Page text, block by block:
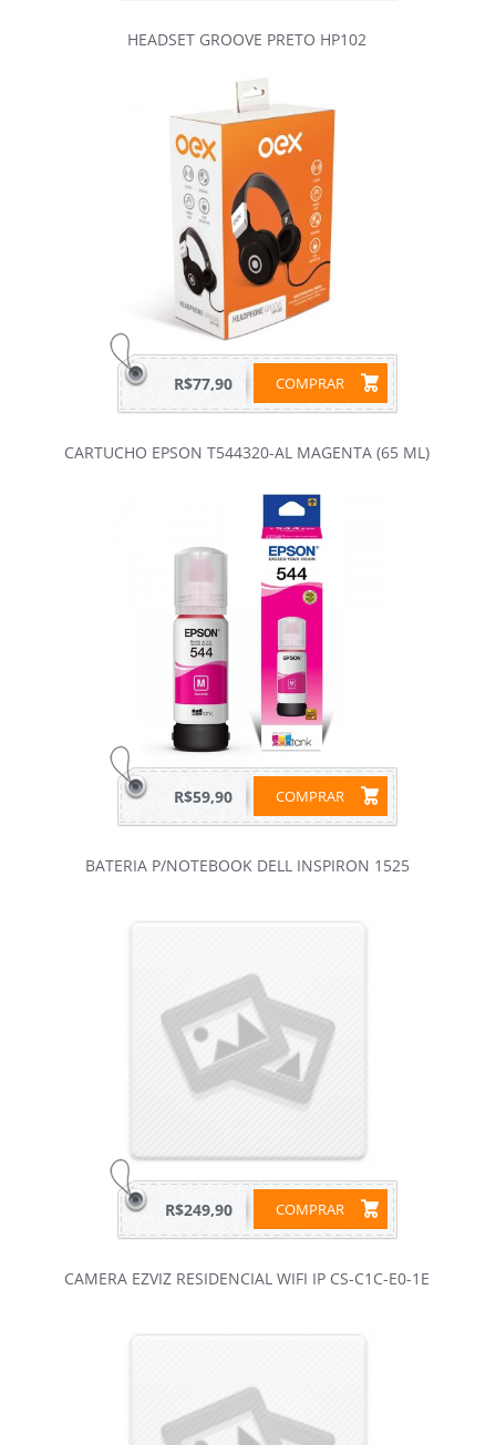
HEADSET GROOVE PRETO HP102
COMPRAR
R$77,90
CARTUCHO EPSON T544320-AL MAGENTA (65 ML)
COMPRAR
R$59,90
BATERIA P/NOTEBOOK DELL INSPIRON 1525
COMPRAR
R$249,90
CAMERA EZVIZ RESIDENCIAL WIFI IP CS-C1C-E0-1E